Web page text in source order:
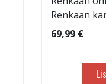
Renkaan
69,99 €